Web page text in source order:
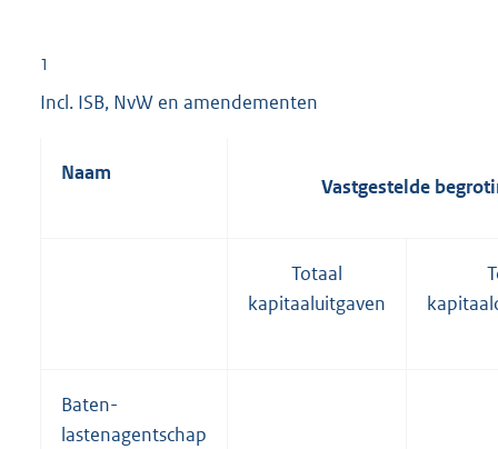
1
Incl. ISB, NvW en amendementen
Naam
Vastgestelde
Totaal
kapitaaluitgaven
Baten-
lastenagentschap